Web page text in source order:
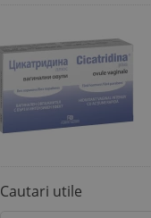
Cautari utile